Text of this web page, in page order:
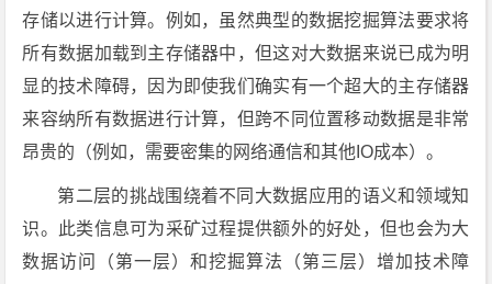
存储以进行计算。例如，虽然典型的数据挖掘算法要求将
所有数据加载到主存储器中，但这对大数据来说已成为明
显的技术障碍，因为即使我们确实有一个超大的主存储器
来容纳所有数据进行计算，但跨不同位置移动数据是非常
昂贵的（例如，需要密集的网络通信和其他IO成本）。
第二层的挑战围绕着不同大数据应用的语义和领域知
识。此类信息可为采矿过程提供额外的好处，但也会为大
数据访问（第一层）和挖掘算法（第三层）增加技术障